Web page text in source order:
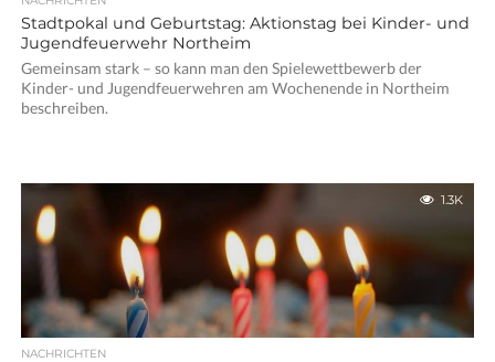
Stadtpokal und Geburtstag: Aktionstag bei Kinder- und
Jugendfeuerwehr Northeim
Gemeinsam stark – so kann man den Spielewettbewerb der
Kinder- und Jugendfeuerwehren am Wochenende in Northeim
beschreiben.
1.3K
NACHRICHTEN